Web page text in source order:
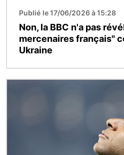
Publié le 17/06/2026 à 15:28
Non, la BBC n'a pas
mercenaires français"
Ukraine